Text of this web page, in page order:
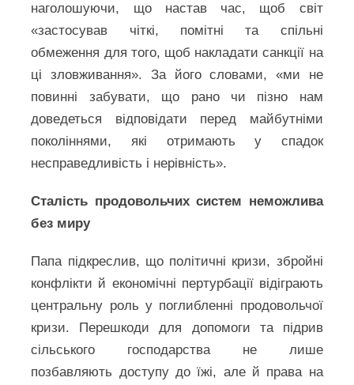
наголошуючи, що настав час, щоб світ
«застосував чіткі, помітні та спільні
обмеження для того, щоб накладати санкції на
ці зловживання». За його словами, «ми не
повинні забувати, що рано чи пізно нам
доведеться відповідати перед майбутніми
поколіннями, які отримають у спадок
несправедливість і нерівність».
Сталість продовольчих систем неможлива
без миру
Папа підкреслив, що політичні кризи, збройні
конфлікти й економічні пертурбації відіграють
центральну роль у поглибленні продовольчої
кризи. Перешкоди для допомоги та підрив
сільського господарства не лише
позбавляють доступу до їжі, але й права на